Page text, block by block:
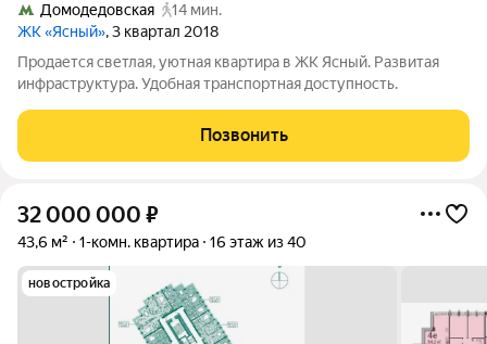
Домодедовская
14 мин.
ЖК «Ясный», 3 квартал 2018
Продается светлая, уютная квартира в ЖК Ясный. Развитая
инфраструктура. Удобная транспортная доступность.
Позвонить
32 000 000 ₽
43,6 м² 1-комн. квартира 16 этаж из 40
новостройка